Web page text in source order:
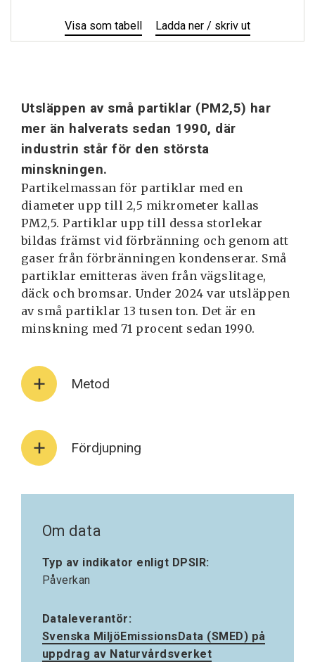
VisaUtsläpp
av
som tabell Ladda ner / skriv ut
av
Utsläppen av små partiklar (PM2,5) har
mer än halverats sedan 1990, där
industrin står för den största
minskningen.
Partikelmassan för partiklar med en
diameter upp till 2,5 mikrometer kallas
PM2,5. Partiklar upp till dessa storlekar
bildas främst vid förbränning och genom att
gaser från förbränningen kondenserar. Små
partiklar emitteras även från vägslitage,
däck och bromsar. Under 2024 var utsläppen
av små partiklar 13 tusen ton. Det är en
minskning med 71 procent sedan 1990.
Metod
Fördjupning
Om data
Typ av indikator enligt DPSIR:
Påverkan
Dataleverantör:
Svenska MiljöEmissionsData (SMED) på
uppdrag av Naturvårdsverket